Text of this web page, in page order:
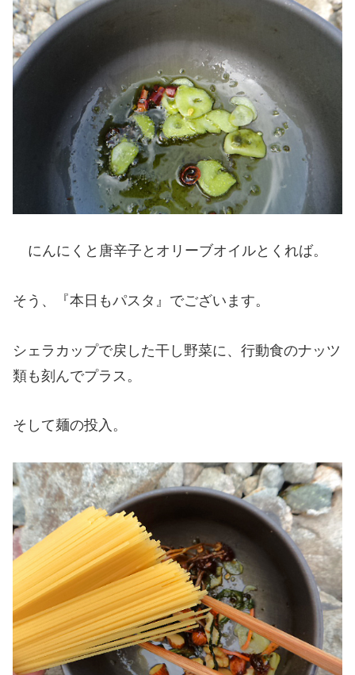
にんにくと唐辛子とオリーブオイルとくれば。
そう、『本日もパスタ』でございます。
シェラカップで戻した干し野菜に、行動食のナッツ
類も刻んでプラス。
そして麺の投入。